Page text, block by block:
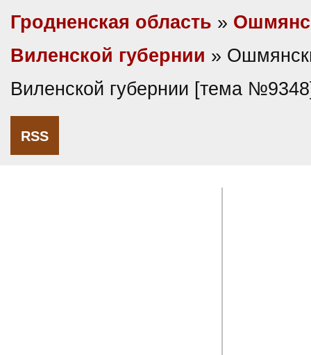
Гродненская область »
Виленской губернии »
Виленской губернии [тема
RSS